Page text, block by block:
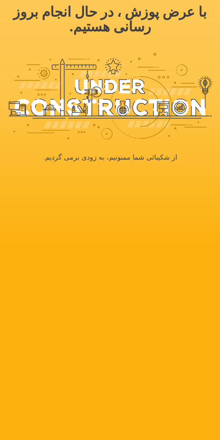
با عرض پوزش ، در حال انجام بروز
رسانی هستیم.
از شکیبائی شما ممنونیم، به زودی برمی گردیم.